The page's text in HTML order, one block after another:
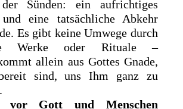
der Sünden: ein aufrichtiges
und eine tatsächliche Abkehr
Es gibt keine Umwege durch
Werke oder Rituale –
allein aus Gottes Gnade,
sind, uns Ihm ganz zu
vor Gott und Menschen